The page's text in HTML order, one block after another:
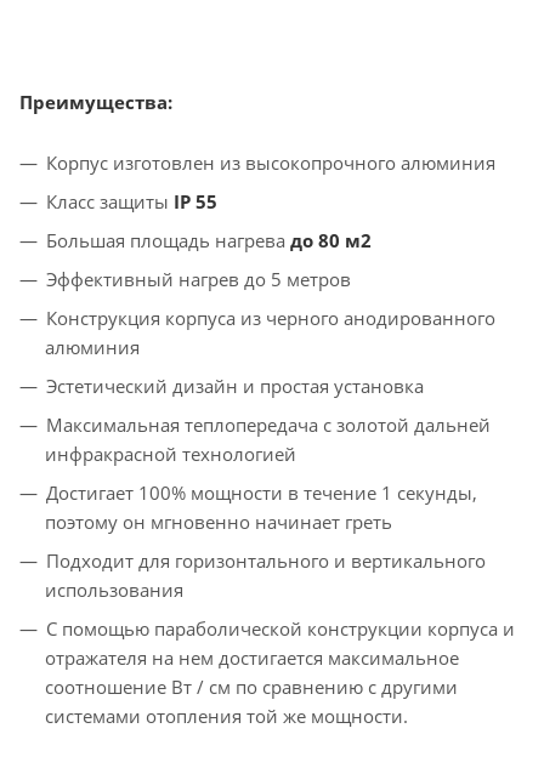
Преимущества:
Корпус изготовлен из высокопрочного алюминия
Класс защиты IP 55
Большая площадь нагрева до 80 м2
Эффективный нагрев до 5 метров
Конструкция корпуса из черного анодированного
алюминия
Эстетический дизайн и простая установка
Максимальная теплопередача с золотой дальней
инфракрасной технологией
Достигает 100% мощности в течение 1 секунды,
поэтому он мгновенно начинает греть
Подходит для горизонтального и вертикального
использования
С помощью параболической конструкции корпуса и
отражателя на нем достигается максимальное
соотношение Вт / см по сравнению с другими
системами отопления той же мощности.